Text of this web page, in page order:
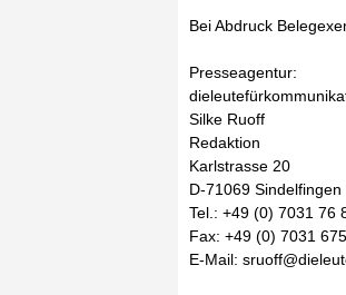
Bei Abdruck
Presseagentur:
Silke Ruoff
Redaktion
Karlstrasse 20
D-71069 Sindelfingen
Tel.: +49 (0) 7031 76
Fax: +49 (0) 7031
E-Mail: